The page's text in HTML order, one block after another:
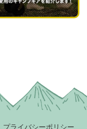
プライバシーポリシー